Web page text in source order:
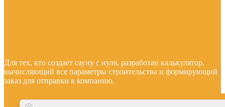
Для тех, кто создает сауну с нуля, разработан калькулятор,
вычисляющий все параметры строительства и формирующий
заказ для отправки в компанию.